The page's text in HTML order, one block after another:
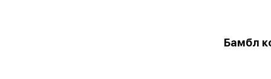
Бамбл